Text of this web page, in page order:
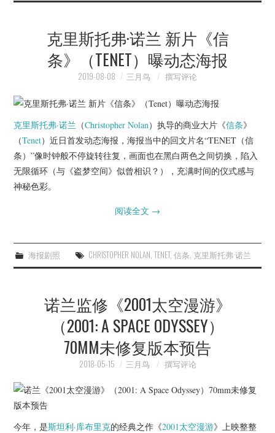
克里斯托弗·诺兰 新片《信
条》（TENET）曝动态海报
2019-08-08 三月鸟 撰写评论
克里斯托弗·诺兰 （Christopher Nolan）执导的商业大片《信条》
（Tenet）近日首发动态海报，海报当中的回文片名“TENET（信
条）”像时钟般不停旋转往复，画面也在黑白两色之间切换，陷入
无限循环（与《盗梦空间》似曾相识？），充满时间的仪式感与
神秘色彩。
阅读全文 →
海报剧照 CHRISTOPHER NOLAN, TENET, 信条, 克里斯托弗·诺兰
诺兰监修《2001太空漫游》
（2001: A SPACE ODYSSEY）
70MM未修复版本预告
2018-05-15 三月鸟 撰写评论
今年，是斯坦利·库布里克的经典之作《2001太空漫游》上映整整